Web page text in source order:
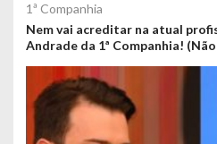
1ª Companhia
Nem vai acreditar na atual
Andrade da 1ª Companhia!